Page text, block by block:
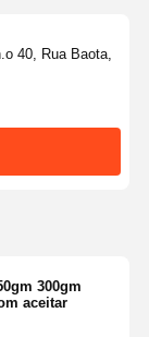
40, Rua Baota,
300gm
aceitar